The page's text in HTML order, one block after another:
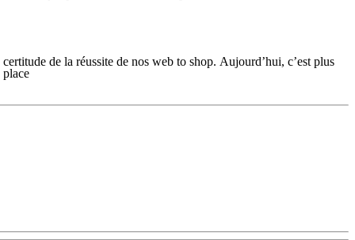
de la réussite de nos web to shop. Aujourd’hui, c’est plus
chef d’entreprise dans une activité automobile que vous maîtrisez.
place
votre web to shop